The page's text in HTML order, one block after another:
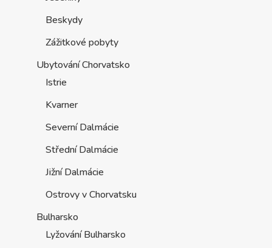
Beskydy
Zážitkové pobyty
Ubytování Chorvatsko
Istrie
Kvarner
Severní Dalmácie
Střední Dalmácie
Jižní Dalmácie
Ostrovy v Chorvatsku
Bulharsko
Lyžování Bulharsko